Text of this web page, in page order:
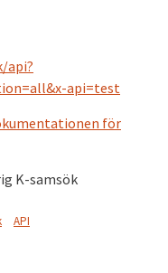
api?
api=test
för
K-samsök
API